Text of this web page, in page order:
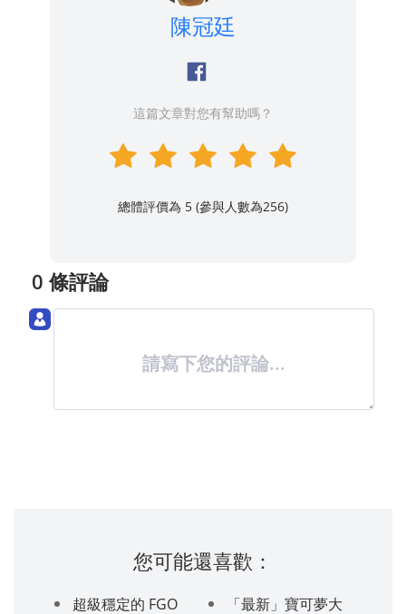
陳冠廷
這篇文章對您有幫助嗎？
總體評價為 5 (參與人數為256)
0 條評論
請寫下您的評論...
您可能還喜歡：
超級穩定的 FGO
「最新」寶可夢大